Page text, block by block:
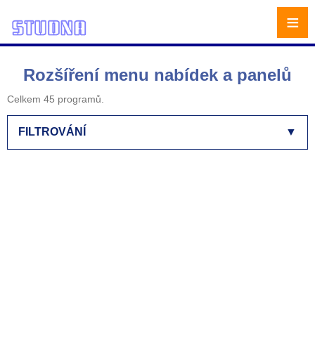
Rozšíření menu nabídek a panelů
Celkem 45 programů.
▼
FILTROVÁNÍ
≡